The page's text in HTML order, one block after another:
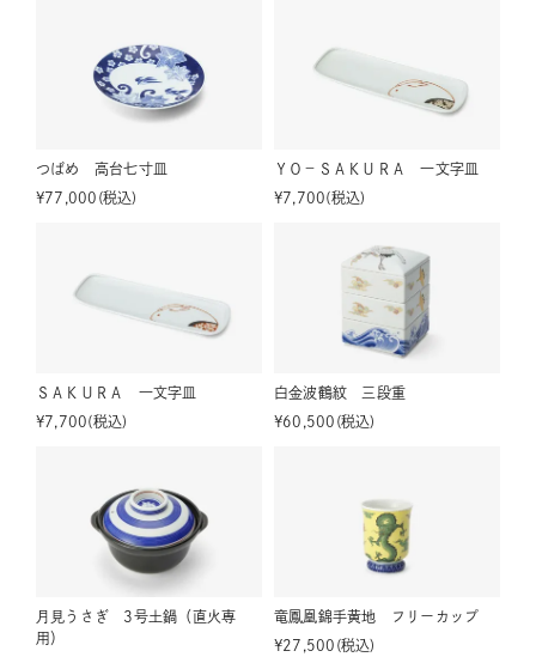
つばめ 高台七寸皿
¥77,000 税込
ＹＯ－ＳＡＫＵＲＡ 一文字皿
¥7,700 税込
ＳＡＫＵＲＡ 一文字皿
¥7,700 税込
白金波鶴紋 三段重
¥60,500 税込
月見うさぎ 3号土鍋（直火専
用）
竜鳳凰錦手黄地 フリーカップ
¥27,500 税込